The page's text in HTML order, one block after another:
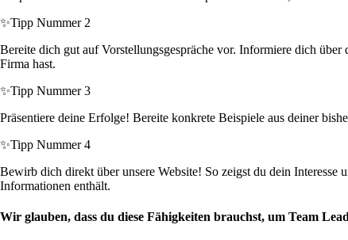
✨Tipp Nummer 2
Bereite dich gut auf Vorstellungsgespräche vor. Informiere dich
Firma hast.
✨Tipp Nummer 3
Präsentiere deine Erfolge! Bereite konkrete Beispiele aus deiner
✨Tipp Nummer 4
Bewirb dich direkt über unsere Website! So zeigst du dein Interesse
Informationen enthält.
Wir glauben, dass du diese Fähigkeiten brauchst, um Team